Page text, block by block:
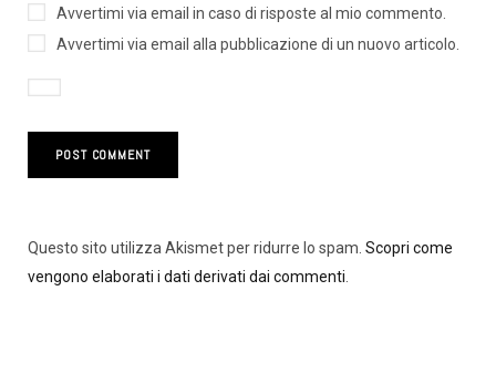
Avvertimi via email in caso di risposte al mio commento.
Avvertimi via email alla pubblicazione di un nuovo articolo.
Questo sito utilizza Akismet per ridurre lo spam. Scopri come
vengono elaborati i dati derivati dai commenti